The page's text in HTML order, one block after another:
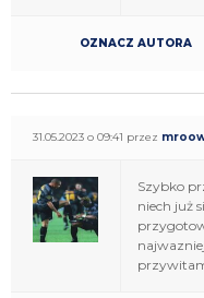
OZNACZ AUTORA
31.05.2023 o 09:41 przez
Szybko
niech już